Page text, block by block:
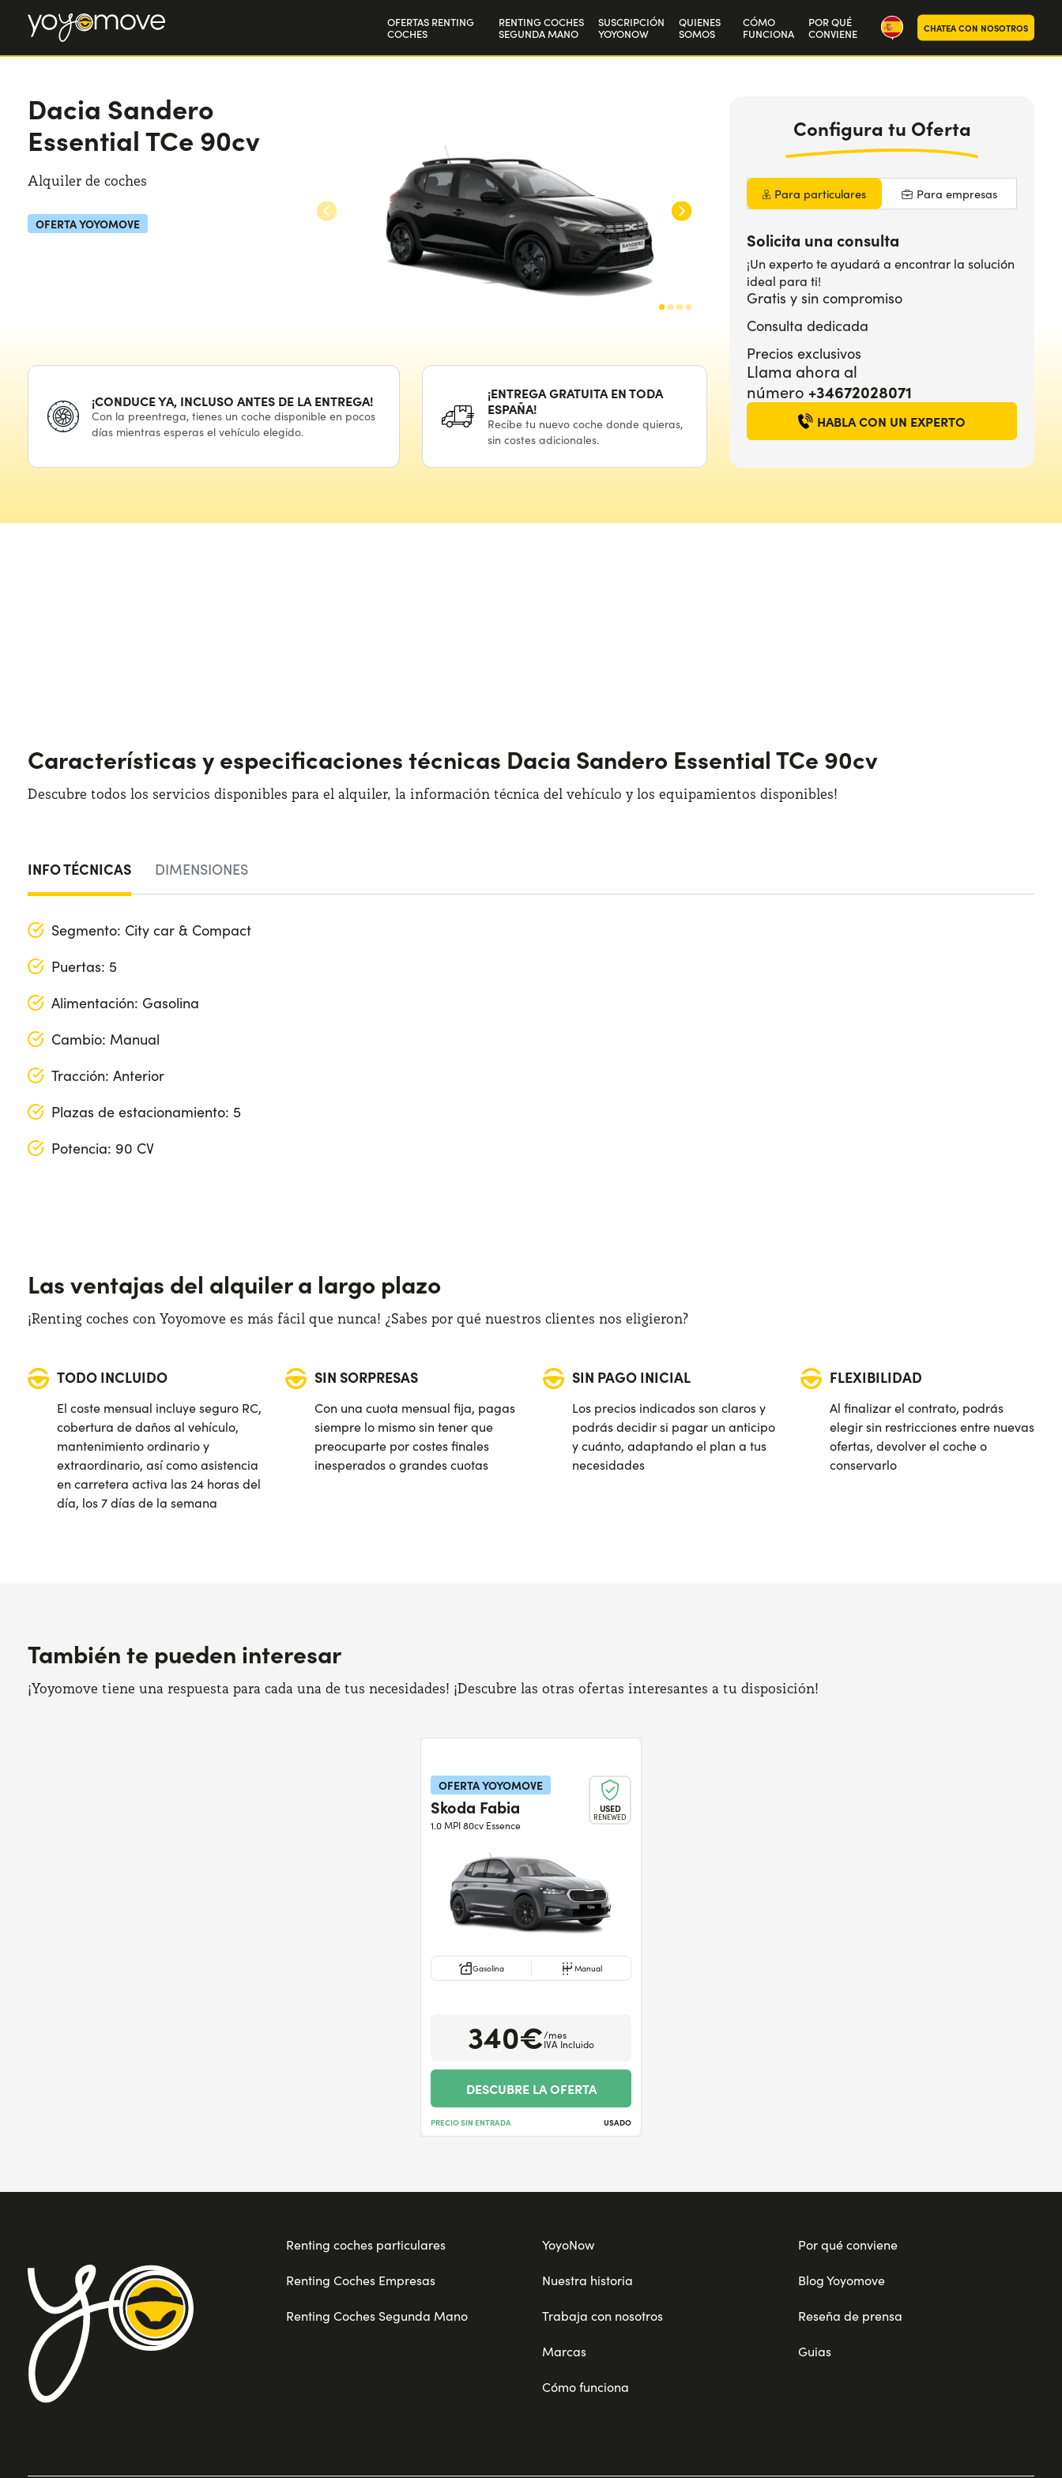
OFERTAS RENTING
COCHES
RENTING COCHES
SEGUNDA MANO
SUSCRIPCIÓN
YOYONOW
QUIENES
SOMOS
CÓMO
FUNCIONA
POR QUÉ
CONVIENE CHATEA CON NOSOTROS
OFERTA YOYOMOVE
Dacia Sandero
Essential TCe 90cv
Alquiler de coches
Configura tu Oferta
Para particulares Para empresas
Solicita una consulta
¡Un experto te ayudará a encontrar la solución
ideal para ti!
Gratis y sin compromiso
Consulta dedicada
Precios exclusivos
Llama ahora al
número +34672028071
HABLA CON UN EXPERTO
¡CONDUCE YA, INCLUSO ANTES DE LA ENTREGA!
Con la preentrega, tienes un coche disponible en pocos
días mientras esperas el vehículo elegido.
¡ENTREGA GRATUITA EN TODA
ESPAÑA!
Recibetu nuevo coche donde quieras,
sin costes adicionales.
Características y especificaciones técnicas Dacia Sandero Essential TCe 90cv
Descubre todos los servicios disponibles para el alquiler, la información técnica del vehículo y los equipamientos disponibles!
INFO TÉCNICAS DIMENSIONES
Segmento: City car & Compact
Puertas: 5
Alimentación: Gasolina
Cambio: Manual
Tracción: Anterior
Plazas de estacionamiento: 5
Potencia: 90 CV
Maletero: 328 lt
Las ventajas del alquiler a largo plazo
¡Renting coches con Yoyomove es más fácil que nunca! ¿Sabes por qué nuestros clientes nos eligieron?
TODO INCLUIDO
El coste mensual incluye seguro RC,
cobertura de daños al vehículo,
mantenimiento ordinario y
extraordinario, así como asistencia
en carretera activa las 24 horas del
día, los 7 días de la semana
SIN SORPRESAS
Con una cuota mensual fija, pagas
siempre lo mismo sin tener que
preocuparte por costes finales
inesperados o grandes cuotas
SIN PAGO INICIAL
Los precios indicados son claros y
podrás decidir si pagar un anticipo
y cuánto, adaptando el plan a tus
necesidades
FLEXIBILIDAD
Al finalizar el contrato, podrás
elegir sin restricciones entre nuevas
ofertas, devolver el coche o
conservarlo
También te pueden interesar
¡Yoyomove tiene una respuesta para cada una de tus necesidades! ¡Descubre las otras ofertas interesantes a tu disposición!
OFERTA YOYOMOVE
USED
RENEWED
Skoda Fabia
1.0 MPI 80cv Essence
Gasolina Manual
340€/mes
IVA Incluido
DESCUBRE LA OFERTA
PRECIO SIN ENTRADA USADO
Renting coches particulares
Renting Coches Empresas
Renting Coches Segunda Mano
YoyoNow
Nuestra historia
Trabaja con nosotros
Marcas
Cómo funciona
Por qué conviene
Blog Yoyomove
Reseña de prensa
Guias